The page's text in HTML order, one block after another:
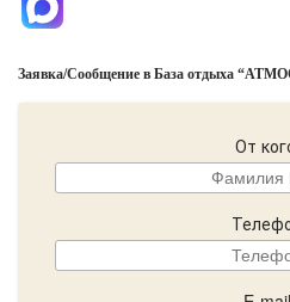
Заявка/Сообщение в База отдыха
От